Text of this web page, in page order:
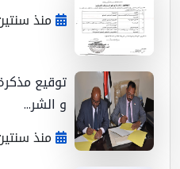
منذ سنتين
توقيع مذكرة
و الشر...
منذ سنتين